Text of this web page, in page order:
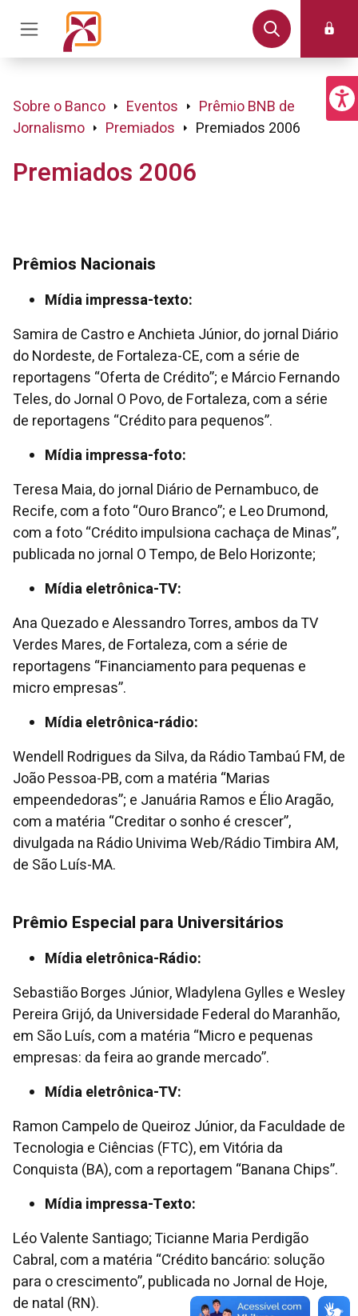
Sobre o Banco Eventos
Prêmio BNB de
Jornalismo
Premiados Premiados 2006
Premiados 2006
Prêmios Nacionais
Mídia impressa-texto:
Samira de Castro e Anchieta Júnior, do jornal Diário
do Nordeste, de Fortaleza-CE, com a série de
reportagens “Oferta de Crédito”; e Márcio Fernando
Teles, do Jornal O Povo, de Fortaleza, com a série
de reportagens “Crédito para pequenos”.
Mídia impressa-foto:
Teresa Maia, do jornal Diário de Pernambuco, de
Recife, com a foto “Ouro Branco”; e Leo Drumond,
com a foto “Crédito impulsiona cachaça de Minas”,
publicada no jornal O Tempo, de Belo Horizonte;
Mídia eletrônica-TV:
Ana Quezado e Alessandro Torres, ambos da TV
Verdes Mares, de Fortaleza, com a série de
reportagens “Financiamento para pequenas e
micro empresas”.
Mídia eletrônica-rádio:
Wendell Rodrigues da Silva, da Rádio Tambaú FM, de
João Pessoa-PB, com a matéria “Marias
empeendedoras”; e Januária Ramos e Élio Aragão,
com a matéria “Creditar o sonho é crescer”,
divulgada na Rádio Univima Web/Rádio Timbira AM,
de São Luís-MA.
Prêmio Especial para Universitários
Mídia eletrônica-Rádio:
Sebastião Borges Júnior, Wladylena Gylles e Wesley
Pereira Grijó, da Universidade Federal do Maranhão,
em São Luís, com a matéria “Micro e pequenas
empresas: da feira ao grande mercado”.
Mídia eletrônica-TV:
Ramon Campelo de Queiroz Júnior, da Faculdade de
Tecnologia e Ciências (FTC), em Vitória da
Conquista (BA), com a reportagem “Banana Chips”.
Mídia impressa-Texto:
Léo Valente Santiago; Ticianne Maria Perdigão
Cabral, com a matéria “Crédito bancário: solução
para o crescimento”, publicada no Jornal de Hoje,
de natal (RN).